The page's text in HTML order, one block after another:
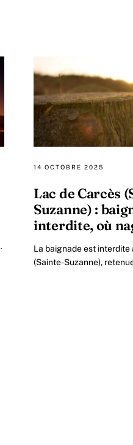
14 OCTOBRE 2025
Lac de Carcès
Suzanne) :
interdite, où
La baignade est interdite
(Sainte-Suzanne),